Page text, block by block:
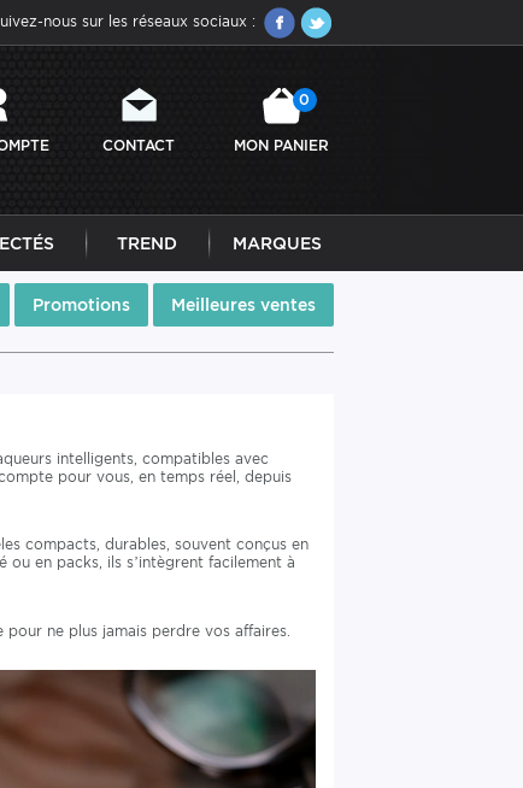
nous sur les réseaux sociaux :
CONTACT MON PANIER
0
TREND MARQUES
Promotions Meilleures ventes
intelligents, compatibles avec
pour vous, en temps réel, depuis
compacts, durables, souvent conçus en
ou en packs, ils s’intègrent facilement à
ne plus jamais perdre vos affaires.